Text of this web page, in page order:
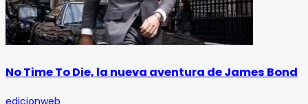
No Time To Die, la nueva aventura de James Bond
edicionweb